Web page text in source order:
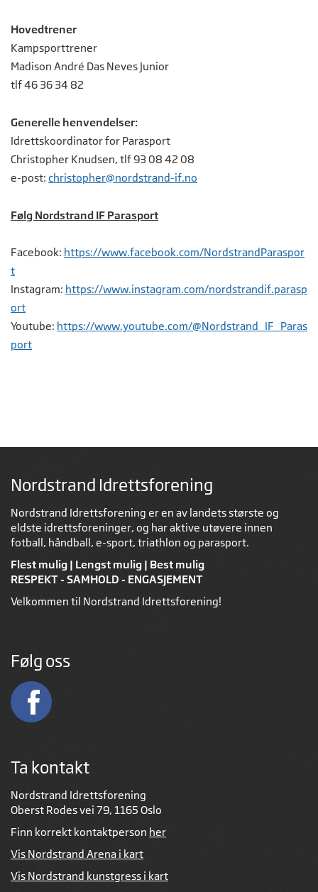
Hovedtrener
Kampsporttrener
Madison André Das Neves Junior
tlf 46 36 34 82
Generelle henvendelser:
Idrettskoordinator for Parasport
Christopher Knudsen, tlf 93 08 42 08
e-post: christopher@nordstrand-if.no
Følg Nordstrand IF Parasport
Facebook: https://www.facebook.com/NordstrandParaspor
t
Instagram: https://www.instagram.com/nordstrandif.parasp
ort
Youtube: https://www.youtube.com/@Nordstrand_IF_Paras
port
Nordstrand Idrettsforening
Nordstrand Idrettsforening er en av landets største og
eldste idrettsforeninger, og har aktive utøvere innen
fotball, håndball, e-sport, triathlon og parasport.
Flest mulig | Lengst mulig | Best mulig
RESPEKT - SAMHOLD - ENGASJEMENT
Velkommen til Nordstrand Idrettsforening!
Følg oss
Ta kontakt
Nordstrand Idrettsforening
Oberst Rodes vei 79, 1165 Oslo
Finn korrekt kontaktperson her
Vis Nordstrand Arena i kart
Vis Nordstrand kunstgress i kart